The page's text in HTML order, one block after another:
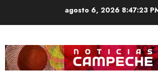
agosto 6, 2026 8:47:24